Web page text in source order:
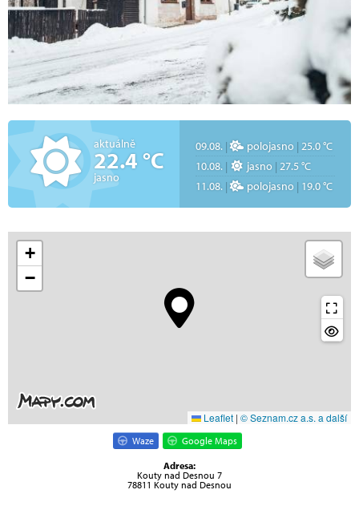
aktuálně
22.4 °C
jasno
09.08. | polojasno | 25.0 °C
10.08. | jasno | 27.5 °C
11.08. | polojasno | 19.0 °C
+
−
Leaflet | © Seznam.cz a.s. a další
Waze Google Maps
Adresa:
Kouty nad Desnou 7
78811 Kouty nad Desnou